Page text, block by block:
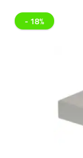
- 18%